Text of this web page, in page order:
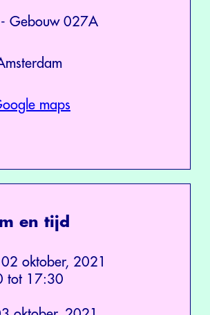
- Gebouw 027A
maps
en tijd
oktober, 2021
tot 17:30